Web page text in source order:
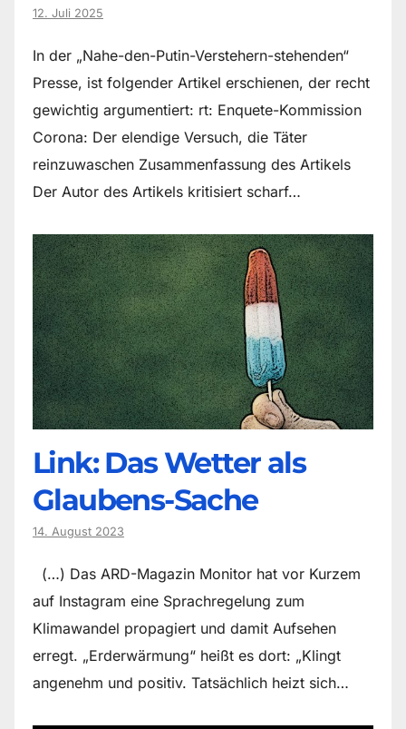
12. Juli 2025
In der „Nahe-den-Putin-Verstehern-stehenden“
Presse, ist folgender Artikel erschienen, der recht
gewichtig argumentiert: rt: Enquete-Kommission
Corona: Der elendige Versuch, die Täter
reinzuwaschen Zusammenfassung des Artikels
Der Autor des Artikels kritisiert scharf…
Link: Das Wetter als
Glaubens-Sache
14. August 2023
(…) Das ARD-Magazin Monitor hat vor Kurzem
auf Instagram eine Sprachregelung zum
Klimawandel propagiert und damit Aufsehen
erregt. „Erderwärmung“ heißt es dort: „Klingt
angenehm und positiv. Tatsächlich heizt sich…